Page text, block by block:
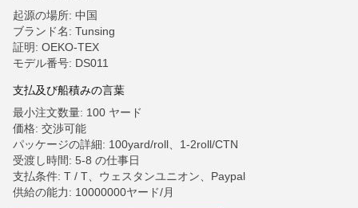
起源の場所: 中国
ブランド名: Tunsing
証明: OEKO-TEX
モデル番号: DS011
支払及び船積みの言葉
最小注文数量: 100 ヤード
価格: 交渉可能
パッケージの詳細: 100yard/roll、1-2roll/CTN
受渡し時間: 5-8 の仕事日
支払条件: T / T、ウェスタンユニオン、Paypal
供給の能力: 10000000ヤード/月